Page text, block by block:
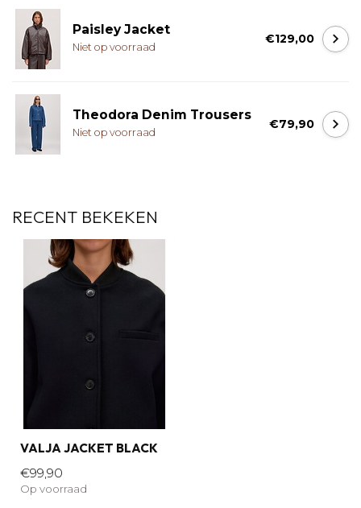
Paisley Jacket
Niet op voorraad
€129,00
Theodora Denim Trousers
Niet op voorraad
€79,90
RECENT BEKEKEN
VALJA JACKET BLACK
€99,90
Op voorraad